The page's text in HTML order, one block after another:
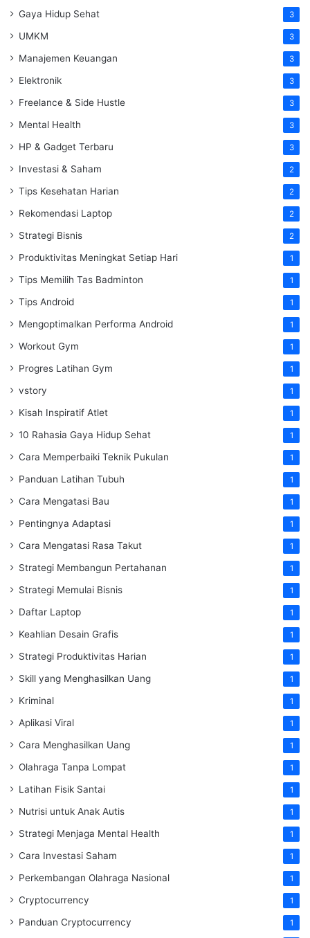
Gaya Hidup Sehat 3
UMKM 3
Manajemen Keuangan 3
Elektronik 3
Freelance & Side Hustle 3
Mental Health 3
HP & Gadget Terbaru 3
Investasi & Saham 2
Tips Kesehatan Harian 2
Rekomendasi Laptop 2
Strategi Bisnis 2
Produktivitas Meningkat Setiap Hari 1
Tips Memilih Tas Badminton 1
Tips Android 1
Mengoptimalkan Performa Android 1
Workout Gym 1
Progres Latihan Gym 1
vstory 1
Kisah Inspiratif Atlet 1
10 Rahasia Gaya Hidup Sehat 1
Cara Memperbaiki Teknik Pukulan 1
Panduan Latihan Tubuh 1
Cara Mengatasi Bau 1
Pentingnya Adaptasi 1
Cara Mengatasi Rasa Takut 1
Strategi Membangun Pertahanan 1
Strategi Memulai Bisnis 1
Daftar Laptop 1
Keahlian Desain Grafis 1
Strategi Produktivitas Harian 1
Skill yang Menghasilkan Uang 1
Kriminal 1
Aplikasi Viral 1
Cara Menghasilkan Uang 1
Olahraga Tanpa Lompat 1
Latihan Fisik Santai 1
Nutrisi untuk Anak Autis 1
Strategi Menjaga Mental Health 1
Cara Investasi Saham 1
Perkembangan Olahraga Nasional 1
Cryptocurrency 1
Panduan Cryptocurrency 1